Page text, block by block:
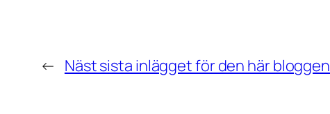
← Näst sista inlägget för den här bloggen